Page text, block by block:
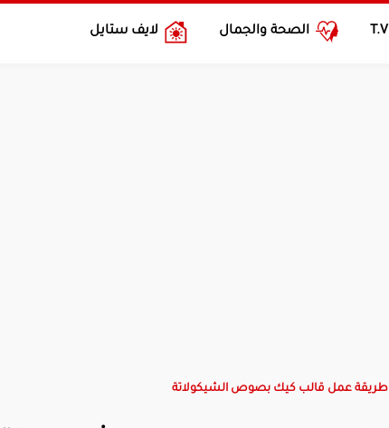
طريقة عمل قالب كيك بصوص الشيكولاتة
T.V الصحة والجمال لايف ستايل